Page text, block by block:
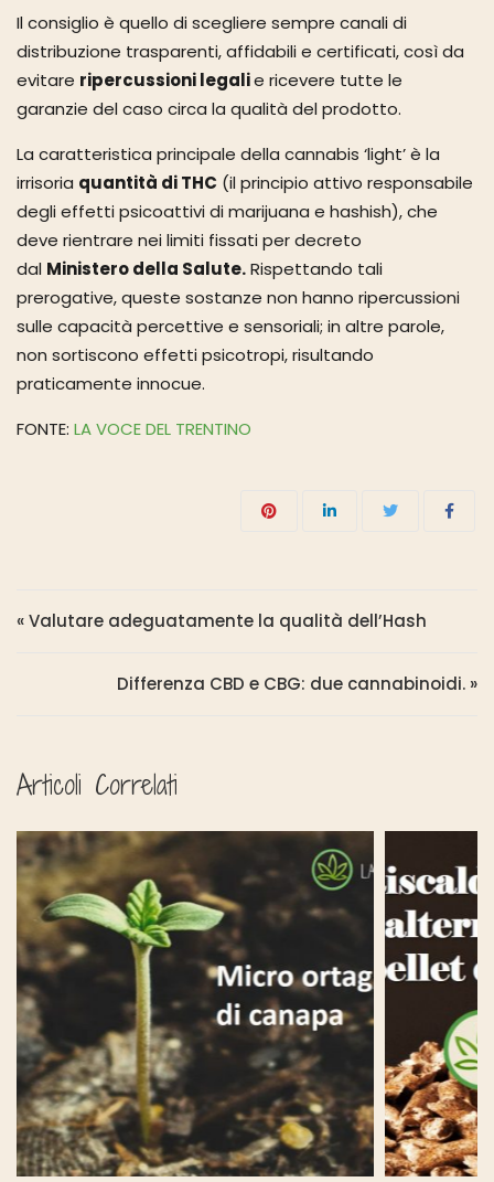
Il consiglio è quello di scegliere sempre canali di
distribuzione trasparenti, affidabili e certificati, così da
evitare ripercussioni legalie ricevere tutte le
garanzie del caso circa la qualità del prodotto.
La caratteristica principale della cannabis ‘light’ è la
irrisoria quantità di THC (il principio attivo responsabile
degli effetti psicoattivi di marijuana e hashish), che
deve rientrare nei limiti fissati per decreto
dal Ministero della Salute.Rispettando tali
prerogative, queste sostanze non hanno ripercussioni
sulle capacità percettive e sensoriali; in altre parole,
non sortiscono effetti psicotropi, risultando
praticamente innocue.
FONTE: LA VOCE DEL TRENTINO
« Valutare adeguatamente la qualità dell’Hash
Differenza CBD e CBG: due cannabinoidi. »
Articoli Correlati